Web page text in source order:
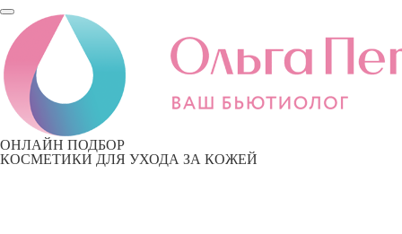
ОНЛАЙН ПОДБОР
КОСМЕТИКИ ДЛЯ УХОДА ЗА КОЖЕЙ